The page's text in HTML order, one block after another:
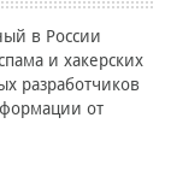
в России
и хакерских
разработчиков
от